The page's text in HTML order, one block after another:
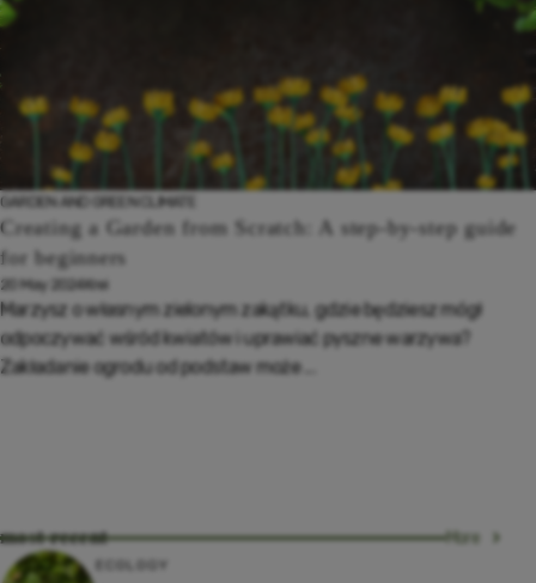
GARDEN AND GREEN CLIMATE
Creating a Garden from Scratch: A step-by-step guide
for beginners
20 May 2024Krei
Marzysz o własnym zielonym zakątku, gdzie będziesz mógł
odpoczywać wśród kwiatów i uprawiać pyszne warzywa?
Zakładanie ogrodu od podstaw może ...
most recent More